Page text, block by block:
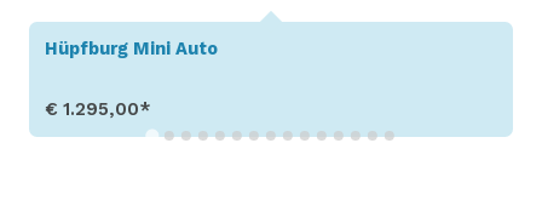
Hüpfburg Mini Auto
€ 1.295,00*